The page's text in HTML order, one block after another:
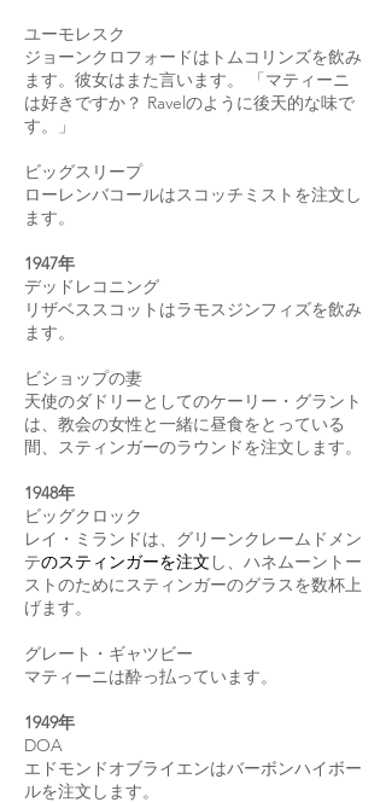
ユーモレスク
ジョーンクロフォードはトムコリンズを飲み
ます。彼女はまた言います。 「マティーニ
は好きですか？ Ravelのように後天的な味で
す。」
ビッグスリープ
ローレンバコールはスコッチミストを注文し
ます。
1947年
デッドレコニング
リザベススコットはラモスジンフィズを飲み
ます。
ビショップの妻
天使のダドリーとしてのケーリー・グラント
は、教会の女性と一緒に昼食をとっている
間、スティンガーのラウンドを注文します。
1948年
ビッグクロック
レイ・ミランドは、グリーンクレームド メン
テのスティンガーを注文 し、ハネムーントー
ストのためにスティンガーのグラスを数杯上
げます。
グレート・ギャツビー
マティーニは酔っ払っています。
1949年
DOA
エドモンドオブライエンはバーボンハイボー
ルを注文します。